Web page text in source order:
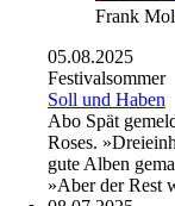
Frank
05.08.2025
Festivalsommer
Soll und Haben
Abo Spät
Roses.
gute Alben
»Aber der Rest